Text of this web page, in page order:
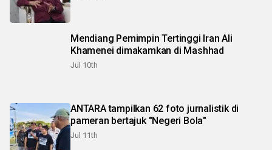
Mendiang Pemimpin Tertinggi Iran Ali
Khamenei dimakamkan di Mashhad
Jul 10th
ANTARA tampilkan 62 foto jurnalistik di
pameran bertajuk "Negeri Bola"
Jul 11th